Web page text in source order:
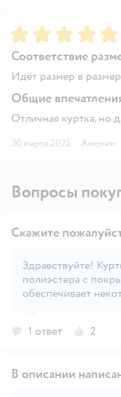
Рейтинг:5
Соответствие
Идёт размер в размер
Общие
Отличная куртка, но
30 марта 2025 · Аноним
Вопросы
Скажите
Здравствуйте!
полиэстера с
обеспечивает
дождевой одежды.
1 ответ 2
В описании